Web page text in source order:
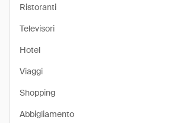
Ristoranti
Televisori
Hotel
Viaggi
Shopping
Abbigliamento